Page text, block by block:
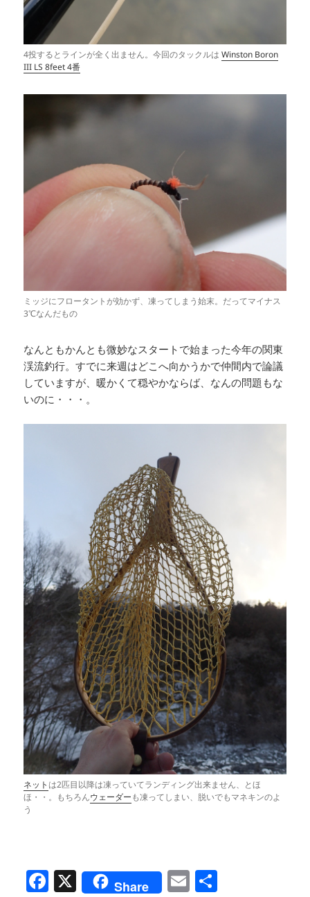
4投するとラインが全く出ません。今回のタックルはWinston Boron
III LS 8feet 4番
ミッジにフロータントが効かず、凍ってしまう始末。だってマイナス
3℃なんだもの
なんともかんとも微妙なスタートで始まった今年の関東
渓流釣行。すでに来週はどこへ向かうかで仲間内で論議
していますが、暖かくて穏やかならば、なんの問題もな
いのに・・・。
ネット は2匹目以降は凍っていてランディング出来ません、とほ
ほ・・。もちろんウェーダーも凍ってしまい、脱いでもマネキンのよ
う
F X Share E